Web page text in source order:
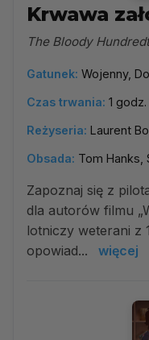
Krwawa
The Bloody
Gatunek: Wojenny,
Czas trwania: 1 godz.
Reżyseria: Laurent
Obsada: Tom Hanks,
Zapoznaj się z
dla autorów filmu
lotniczy weterani z
opowiad...
więcej